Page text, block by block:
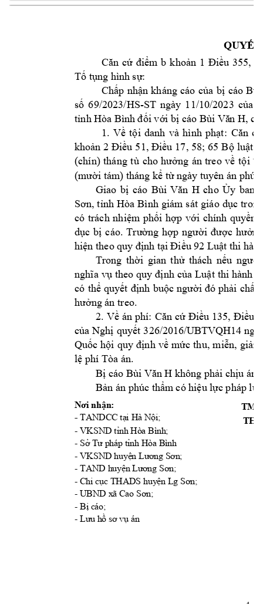
Căn cứ điểm b khoản 1 Điều 355,
Tố tụng hình sự:
Chấp nhận kháng cáo của bị cáo
số 69/2023/HS-ST ngày 11/10/2023 của
tỉnh Hòa Bình đối với bị cáo Bùi Văn H, cụ
1. Về tội danh và hình phạt: Căn cứ
khoản 2 Điều 51, Điều 17, 58; 65 Bộ luật
(chín) tháng tù cho hưởng án treo về tội
(mười tám) tháng kể từ ngày tuyên án phúc
Giao bị cáo Bùi Văn H cho Ủy ban
Sơn, tỉnh Hòa Bình giám sát giáo dục
có trách nhiệm phối hợp với chính quyền
dục bị cáo. Trường hợp người được
hiện theo quy định tại Điều 92 Luật thi
Trong thời gian thử thách nếu
nghĩa vụ theo quy định của Luật thi hành
có thể quyết định buộc người đó phải chấp
hưởng án treo.
2. Về án phí: Căn cứ Điều 135, Điều
của Nghị quyết 326/2016/UBTVQH14
Quốc hội quy định về mức thu, miễn, giảm
lệ phí Tòa án.
Bị cáo Bùi Văn H không phải chịu án
Bản án phúc thẩm có hiệu lực pháp
Nơi nhận:
- TANDCC tại Hà Nội;
- VKSND tỉnh Hòa Bình;
- Sở Tư pháp tỉnh Hòa Bình
- VKSND huyện Lương Sơn;
- TAND huyện Lương Sơn;
- Chi cục THADS huyện Lg Sơn;
- UBND xã Cao Sơn;
- Bị cáo;
- Lưu hồ sơ vụ án
TM.